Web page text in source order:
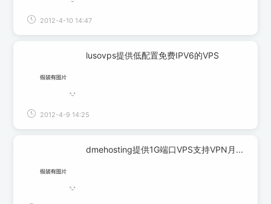
2012-4-10 14:47
lusovps提供低配置免费IPV6的VPS
2012-4-9 14:25
dmehosting提供1G端口VPS支持VPN月...